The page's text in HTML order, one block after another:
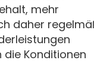
mehr
daher
die Konditionen